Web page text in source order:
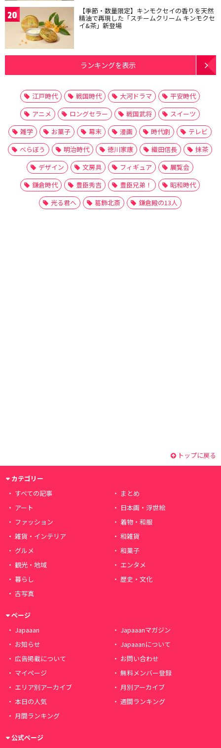
20 【季節・数量限定】キンモクセイの香りを天然
精油で再現した「スチームクリーム キンモクセ
イ&茶」新登場
ランキングを表示
江戸時代 戦国時代 大河ドラマ
平安時代
アニメ
ロングセラー 戦国武将
スイーツ
雑学
お菓子 幕末 漫画 時代劇
テレビ
べらぼう
明治時代 徳川家康 織田信長
抹茶
デザイン
文房具 フィギュア
展覧会
鎌倉時代
豊臣秀吉 豊臣兄弟！
昭和時代
光る君へ
葛飾北斎 鎌倉殿の13人
トップに戻る
カテゴリー
すべての記事
まとめ
アート
日本画・浮世絵
ファッション
着物・和服
雑貨・インテリア
和雑貨
グルメ
和菓子
観光・地域
エンタメ
暮らし
歴史・文化
古写真
ページ
Japaaan
Japaaanマガジン
お知らせ
Japaaanについて
広告掲載について
お問い合わせ
マイページ
無料メンバー登録
エリア別アーカイブ
月別アーカイブ
本日の人気
週間ランキング
月間ランキング
公式ページ